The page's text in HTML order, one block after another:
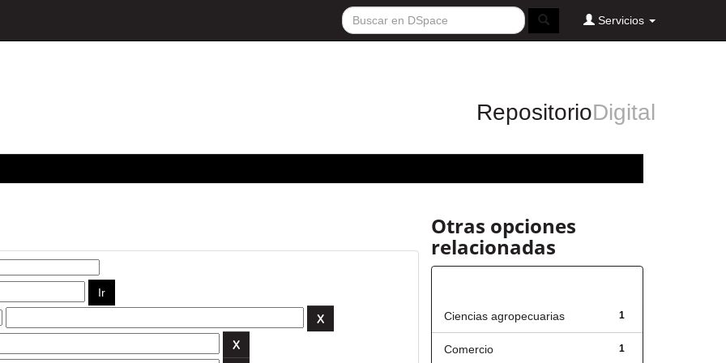
Servicios
RepositorioDigital
Otras opciones
relacionadas
1
Ciencias agropecuarias
1
Comercio